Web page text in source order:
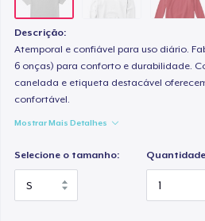
Descrição:
Atemporal e confiável para uso diário.
6 onças) para conforto e durabilidade.
canelada e etiqueta destacável
confortável.
Mostrar Mais Detalhes
Selecione o tamanho: